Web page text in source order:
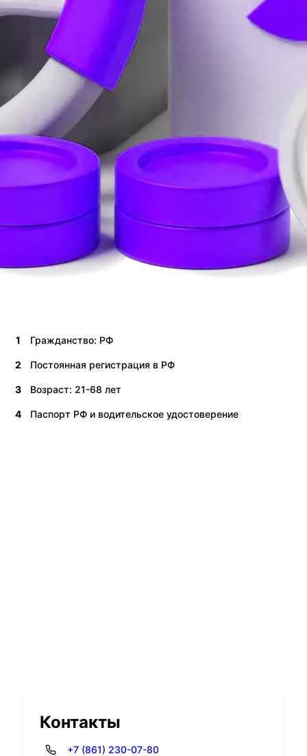
1 Гражданство: РФ
2 Постоянная регистрация в РФ
3 Возраст: 21-68 лет
4 Паспорт РФ и водительское удостоверение
Контакты
+7 (861) 230-07-80